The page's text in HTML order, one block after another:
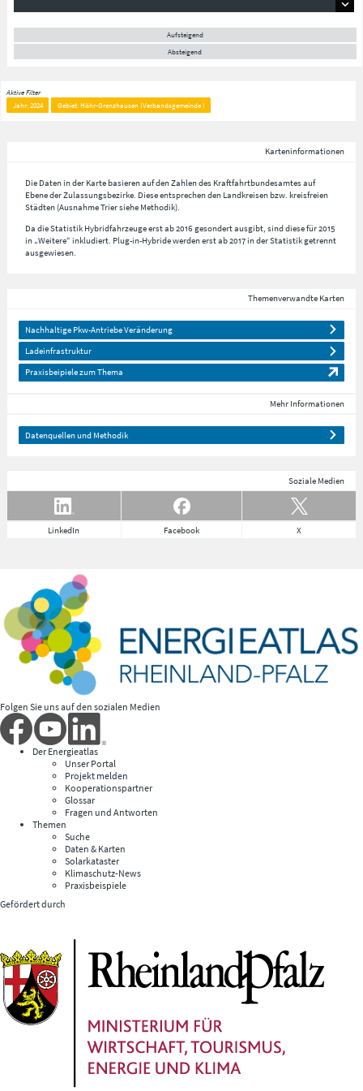
Aufsteigend
Absteigend
Aktive Filter
Jahr: 2024
Gebiet: Höhr-Grenzhausen (Verbandsgemeinde )
Karteninformationen
Die Daten in der Karte basieren auf den Zahlen des Kraftfahrtbundesamtes auf
Ebene der Zulassungsbezirke. Diese entsprechen den Landkreisen bzw. kreisfreien
Städten (Ausnahme Trier siehe Methodik).
Da die Statistik Hybridfahrzeuge erst ab 2016 gesondert ausgibt, sind diese für 2015
in „Weitere“ inkludiert. Plug-in-Hybride werden erst ab 2017 in der Statistik getrennt
ausgewiesen.
Themenverwandte Karten
Nachhaltige Pkw-Antriebe Veränderung
Ladeinfrastruktur
Praxisbeipiele zum Thema
Mehr Informationen
Datenquellen und Methodik
Soziale Medien
LinkedIn Facebook X
Folgen Sie uns auf den sozialen Medien
Der Energieatlas
Unser Portal
Projekt melden
Kooperationspartner
Glossar
Fragen und Antworten
Themen
Suche
Daten & Karten
Solarkataster
Klimaschutz-News
Praxisbeispiele
Gefördert durch